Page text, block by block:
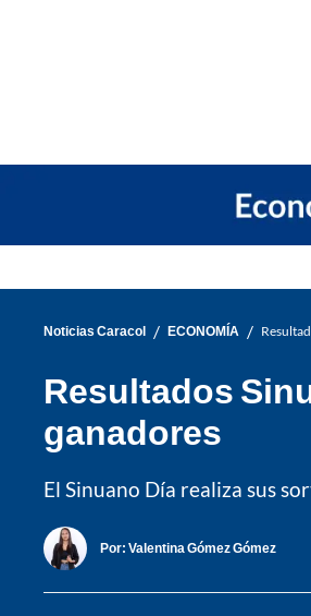
Noticias Caracol / ECONOMÍA /
Resultados
ganadores
El Sinuano Día realiza sus
Por: Valentina Gómez Gómez